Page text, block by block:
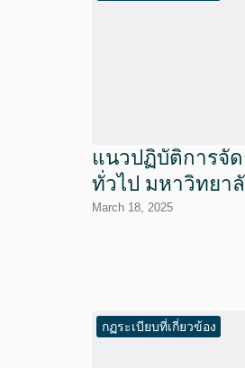
แนวปฏิบัติการจัด
ทั่วไป มหาวิทยาลั
March 18, 2025
กฏระเบียบที่เกี่ยวข้อง